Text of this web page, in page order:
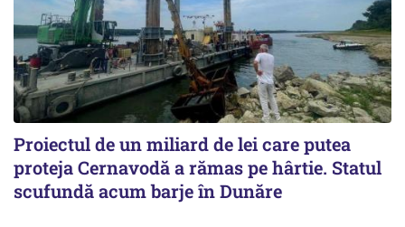
Proiectul de un miliard de lei care putea
proteja Cernavodă a rămas pe hârtie. Statul
scufundă acum barje în Dunăre